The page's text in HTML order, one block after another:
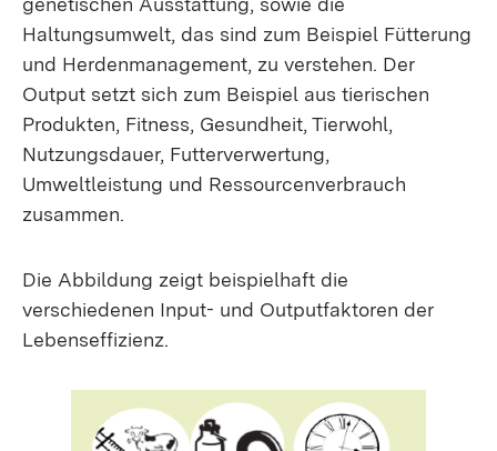
Haltungsumwelt, das sind zum Beispiel Fütterung
und Herdenmanagement, zu verstehen. Der
Output setzt sich zum Beispiel aus tierischen
Produkten, Fitness, Gesundheit, Tierwohl,
Nutzungsdauer, Futterverwertung,
Umweltleistung und Ressourcenverbrauch
zusammen.
Die Abbildung zeigt beispielhaft die
verschiedenen Input- und Outputfaktoren der
Lebenseffizienz.